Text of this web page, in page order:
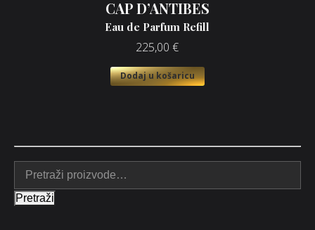
CAP D’ANTIBES
Eau de Parfum Refill
225,00 €
Dodaj u košaricu
Pretraži